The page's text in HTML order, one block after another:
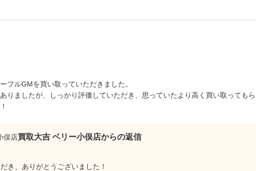
フルGMを買い取っていただきました。
りましたが、しっかり評価していただき、思っていたより高く買い取ってもら
買取大吉 ベリー小俣店からの返信
き、ありがとうございました！